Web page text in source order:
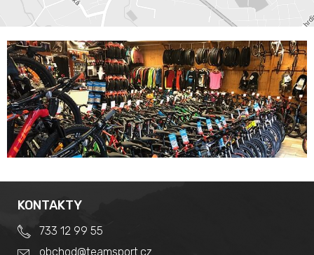
KONTAKTY
733 12 99 55
obchod@teamsport.cz